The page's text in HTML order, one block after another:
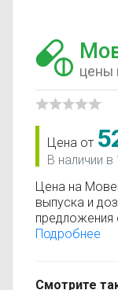
цены
Цена от
В наличии в
Цена на
выпуска и
предложения
быстро
только
Подробнее
Смотрите